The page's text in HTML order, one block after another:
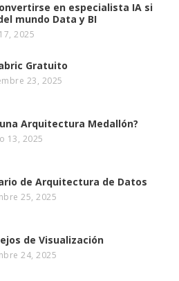
en especialista IA si
mundo Data y BI
2025
Gratuito
23, 2025
Arquitectura Medallón?
13, 2025
de Arquitectura de Datos
25, 2025
de Visualización
24, 2025